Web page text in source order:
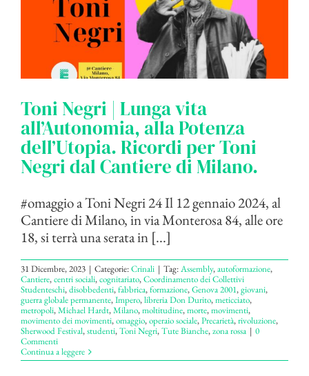
Toni Negri | Lunga vita
all’Autonomia, alla Potenza
dell’Utopia. Ricordi per Toni
Negri dal Cantiere di Milano.
#omaggio a Toni Negri 24 Il 12 gennaio 2024, al
Cantiere di Milano, in via Monterosa 84, alle ore
18, si terrà una serata in [...]
31 Dicembre, 2023 | Categorie:Crinali | Tag:Assembly,autoformazione,
Cantiere,centri sociali,cognitariato,Coordinamento dei Collettivi
Studenteschi,disobbedenti,fabbrica,formazione,Genova 2001,giovani,
guerra globale permanente,Impero,libreria Don Durito,meticciato,
metropoli,Michael Hardt,Milano,moltitudine,morte,movimenti,
movimento dei movimenti,omaggio,operaio sociale,Precarietà,rivoluzione,
Sherwood Festival,studenti,Toni Negri,Tute Bianche,zona rossa | 0
Commenti
Continua a leggere